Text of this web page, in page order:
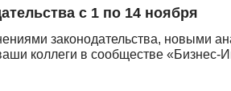
с 1 по 14 ноября
законодательства, новыми
коллеги в сообществе «Бизнес-